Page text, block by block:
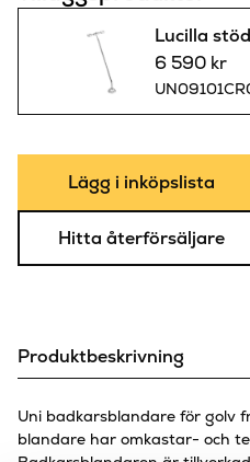
Lucilla
6 590 kr
Lägg i inköpslista
Hitta återförsäljare
Produktbeskrivning
Uni badkarsblandare för golv
blandare har omkastar- och